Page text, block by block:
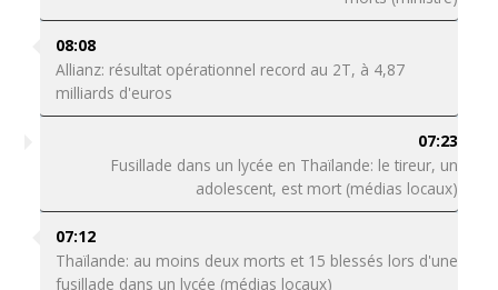
08:08
Allianz: résultat opérationnel record au 2T, à 4,87
milliards d'euros
07:23
Fusillade dans un lycée en Thaïlande: le tireur, un
adolescent, est mort (médias locaux)
07:12
Thaïlande: au moins deux morts et 15 blessés lors d'une
fusillade dans un lycée (médias locaux)